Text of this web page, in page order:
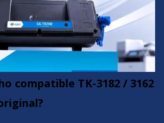
compatible TK-3182 / 3162